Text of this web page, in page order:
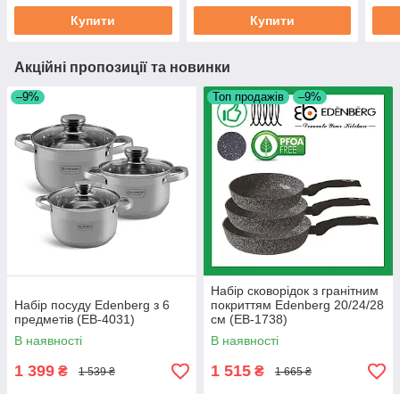
Купити Купити
Акційні пропозиції та новинки
–9%
Набір посуду Edenberg з 6
предметів (EB-4031)
В наявності
1 399 ₴ 1 539 ₴
Топ продажів –9%
Набір сковорідок з гранітним
покриттям Edenberg 20/24/28
см (EB-1738)
В наявності
1 515 ₴ 1 665 ₴